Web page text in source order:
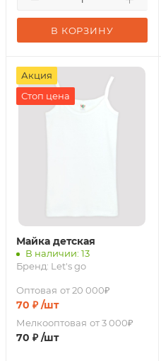
В КОРЗИНУ
Акция
Стоп цена
Майка детская
В наличии: 13
Бренд: Let's go
Оптовая от 20 000₽
70 ₽ /шт
Мелкооптовая от 3 000₽
70 ₽ /шт